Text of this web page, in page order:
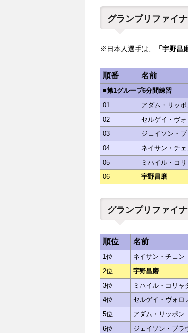
グランプリファイ
※日本人選手は、 「宇野昌
順番 名前
■第1グループ6分間練習
01
アダム・リッポ
02
セルゲイ・ヴォ
03
ジェイソン・ブ
04
ネイサン・チェ
05
ミハイル・コ
06
宇野昌磨
グランプリファイ
順位 名前
1位 ネイサン・チェン
2位
宇野昌磨
3位
ミハイル・コリャ
4位
セルゲイ・ヴォロ
5位
アダム・リッポン
6位
ジェイソン・ブラ